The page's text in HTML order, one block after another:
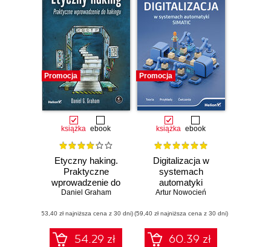
Promocja
książka ebook
Etyczny haking.
Praktyczne
wprowadzenie do
hakingu
Daniel Graham
(53,40 zł najniższa cena z 30 dni)
54.29 zł
Promocja
książka ebook
Digitalizacja w
systemach
automatyki
SIMATIC. Teoria,
ćwiczenia
Artur Nowocień
(59,40 zł najniższa cena z 30 dni)
60.39 zł